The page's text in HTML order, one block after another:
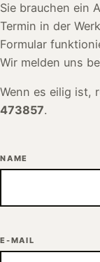
Sie brauchen ein
Termin in der
Formular
Wir melden uns
Wenn es eilig ist,
473857.
NAME
E-MAIL